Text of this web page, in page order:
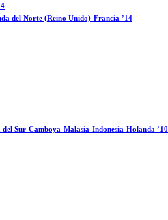
del Norte (Reino Unido)-Francia ’14
Sur-Camboya-Malasia-Indonesia-Holanda ’10